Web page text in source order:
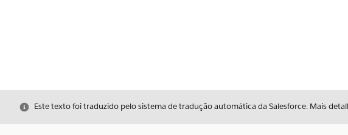
Fechar
Este texto foi traduzido pelo sistema de tradução automática da Salesforce. Mais